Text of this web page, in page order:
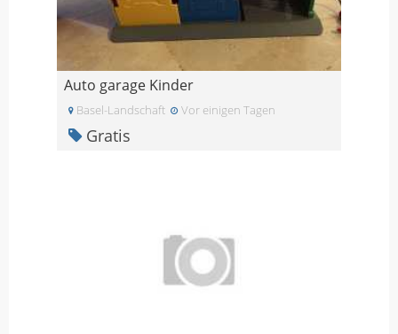
Auto garage Kinder
Basel-Landschaft Vor einigen Tagen
Gratis